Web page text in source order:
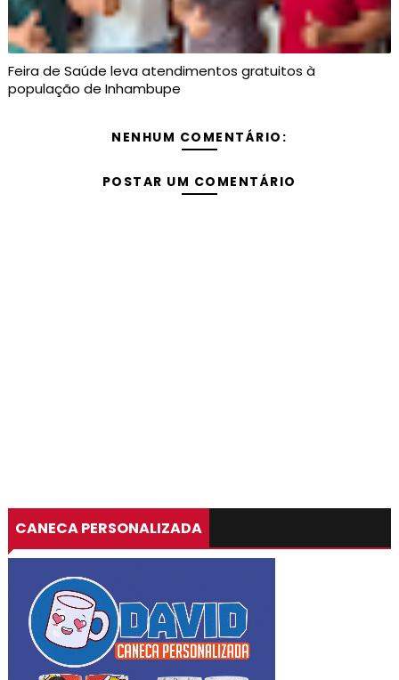
Feira de Saúde leva atendimentos gratuitos à
população de Inhambupe
NENHUM COMENTÁRIO:
POSTAR UM COMENTÁRIO
CANECA PERSONALIZADA